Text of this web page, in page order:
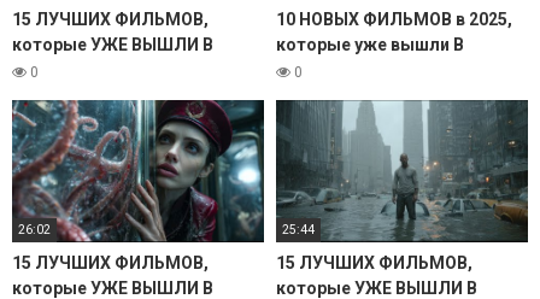
15 ЛУЧШИХ ФИЛЬМОВ,
которые УЖЕ ВЫШЛИ В
ХОРОШЕМ КАЧЕСТВЕ. 2025
0
10 НОВЫХ ФИЛЬМОВ в 2025,
которые уже вышли В
ХОРОШЕМ КАЧЕСТВЕ!
0
26:02
15 ЛУЧШИХ ФИЛЬМОВ,
которые УЖЕ ВЫШЛИ В
25:44
15 ЛУЧШИХ ФИЛЬМОВ,
которые УЖЕ ВЫШЛИ В